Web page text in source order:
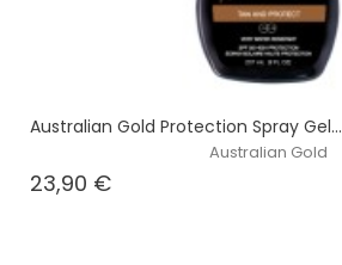
Australian Gold Protection Spray Gel...
Australian Gold
23,90 €Prezzo